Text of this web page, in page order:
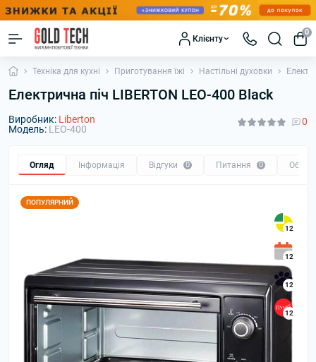
Клієнту
0
Техніка для кухні Приготування їжі Настільні духовки
Електрична піч LIBERTON LEO-400 Black
Виробник: Liberton
Модель: LEO-400
0
Огляд Інформація Відгуки 0 Питання 0 Обмін
ПОПУЛЯРНИЙ
12
12
12
12